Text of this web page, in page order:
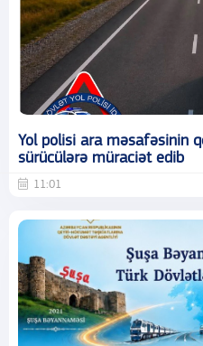
Yol polisi ara məsafəsinin
sürücülərə müraciət edib
11:01